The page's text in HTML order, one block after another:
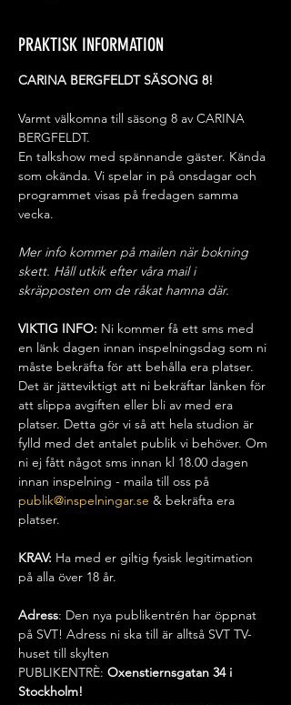
PRAKTISK INFORMATION
CARINA BERGFELDT SÄSONG 8!
Varmt välkomna till säsong 8 av CARINA
BERGFELDT.
En talkshow med spännande gäster. Kända
som okända. Vi spelar in på onsdagar och
programmet visas på fredagen samma
vecka.
Mer info kommer på mailen när bokning
skett. Håll utkik efter våra mail i
skräpposten om de råkat hamna där.
VIKTIG INFO: Ni kommer få ett sms med
en länk dagen innan inspelningsdag som ni
måste bekräfta för att behålla era platser.
Det är jätteviktigt att ni bekräftar länken för
att slippa avgiften eller bli av med era
platser. Detta gör vi så att hela studion är
fylld med det antalet publik vi behöver. Om
ni ej fått något sms innan kl 18.00 dagen
innan inspelning - maila till oss på
publik@inspelningar.se & bekräfta era
platser.
KRAV: Ha med er giltig fysisk legitimation
på alla över 18 år.
Adress: Den nya publikentrén har öppnat
på SVT! Adress ni ska till är alltså SVT TV-
huset till skylten
PUBLIKENTRÈ: Oxenstiernsgatan 34 i
Stockholm!